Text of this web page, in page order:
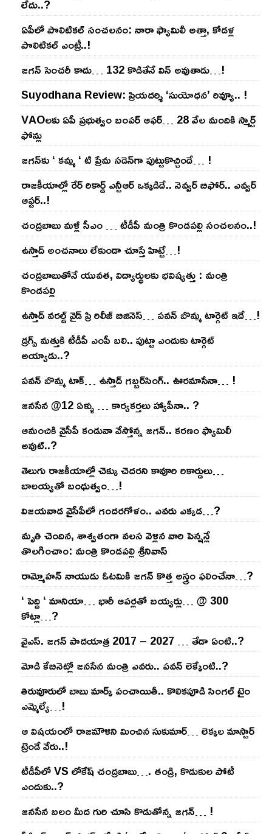
లేదు..?
ఏపీలో పొలిటిక‌ల్ సంచ‌ల‌నం: నారా ఫ్యామిలీ అత్తా, కోడ‌ళ్ల
పొలిటికల్ ఎంట్రీ..!
జ‌గ‌న్ సెంచ‌రీ కాదు… 132 కొడితేనే విన్ అవుతాడు…!
Suyodhana Review: ప్రియదర్శి ‘సుయోధన’ రివ్యూ.. !
VAOల‌కు ఏపీ ప్ర‌భుత్వం బంప‌ర్ ఆఫ‌ర్‌… 28 వేల మందికి స్మార్ట్
ఫోన్లు
జ‌గ‌న్‌కు ‘ క‌మ్మ ‘ టి ప్రేమ స‌డెన్‌గా పుట్టుకొచ్చిందే… !
రాజ‌కీయాల్లో రేర్ రికార్డ్ ఎన్టీఆర్ ఒక్క‌డిదే.. నెవ్వ‌ర్ బిఫోర్‌.. ఎవ్వ‌ర్
ఆఫ్ట‌ర్‌..!
చంద్ర‌బాబు మ‌ళ్లీ సీఎం … టీడీపీ మంత్రి కొండ‌ప‌ల్లి సంచ‌ల‌నం..!
ఉస్తాద్ అంచ‌నాలు లేకుండా చూస్తే హిట్టే…!
చంద్ర‌బాబుతోనే యువ‌త‌, విద్యార్థుల‌కు భ‌విష్య‌త్తు : మంత్రి
కొండ‌ప‌ల్లి
ఉస్తాద్ వ‌ర‌ల్డ్ వైడ్ ప్రి రిలీజ్ బిజినెస్‌… ప‌వ‌న్ బొమ్మ టార్గెట్ ఇదే…!
డ్రగ్స్ మత్తుకి టీడీపీ ఎంపీ బలి.. పుట్టా ఎందుకు టార్గెట్
అయ్యాడు..?
ప‌వ‌న్ బొమ్మ టాక్‌… ఉస్తాద్ గ‌బ్బ‌ర్‌సింగ్‌.. ఊర‌మాసేనా… !
జనసేన @12 ఏళ్ళు … కార్యకర్తలు హ్యాపీనా.. ?
ఆమంచికి వైసీపీ కండువా వేస్తోన్న జ‌గ‌న్‌.. క‌ర‌ణం ఫ్యామిలీ
అవుట్‌..?
తెలుగు రాజ‌కీయాల్లో చెక్కు చెద‌ర‌ని కావూరి రికార్డులు…
బాల‌య్యతో బంధుత్వం…!
విజ‌య‌వాడ వైసీపీలో గంద‌ర‌గోళం.. ఎవ‌రు ఎక్క‌డ‌…?
మృతి చెందిన, శాశ్వతంగా వలస వెళ్లిన వారి పెన్ష‌న్లే
తొల‌గించాం: మంత్రి కొండపల్లి శ్రీనివాస్
రామ్మోహ‌న్ నాయుడు ఓట‌మికి జ‌గ‌న్ కొత్త అస్త్రం ఫ‌లించేనా…?
‘ పెద్ది ‘ మానియా… భారీ ఆప‌ర్ల‌తో బ‌య్య‌ర్లు… @ 300
కోట్లా…?
వైఎస్‌. జ‌గ‌న్ పాద‌యాత్ర 2017 – 2027 … తేడా ఏంటి..?
మోడి కేబినెట్లో జ‌నసేన మంత్రి ఎవ‌రు.. ప‌వ‌న్ లెక్కేంటి..?
తిరువూరులో బాబు మార్క్ పంచాయితీ.. కొలిక‌పూడి సింగ‌ల్ టైం
ఎమ్మెల్యే…!
ఆ విష‌యంలో రాజ‌మౌళిని మించిన సుకుమార్‌… లెక్క‌ల మాస్టార్
ట్రెండే వేరు..!
టీడీపీలో VS లోకేష్ చంద్ర‌బాబు…. తండ్రి, కొడుకుల పోటీ
ఎందుకు..?
జ‌న‌సేన బ‌లం మీద గురి చూసి కొడుతోన్న జ‌గ‌న్‌… !